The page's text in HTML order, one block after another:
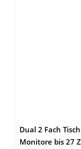
Dual 2 Fach
Monitore bis 27